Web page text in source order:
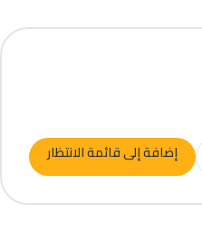
إضافة إلى قائمة الانتظار